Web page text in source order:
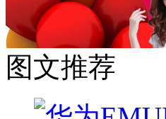
图文推荐